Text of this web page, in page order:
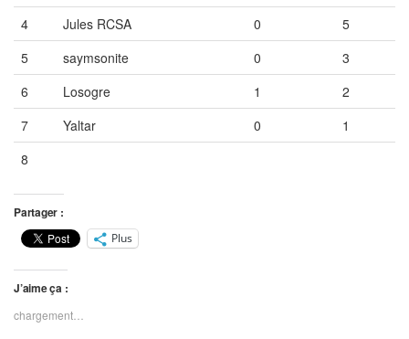
4
Jules RCSA 0
5
5
saymsonite 0
3
6
Losogre 1
2
7
Yaltar 0
1
8
Partager :
Plus
J’aime ça :
chargement…